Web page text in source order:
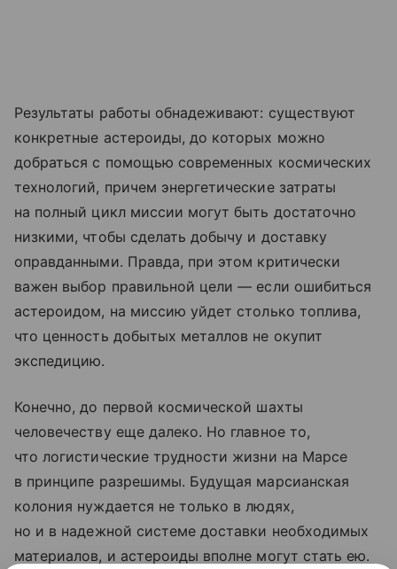
Результаты работы обнадеживают: существуют
конкретные астероиды, до которых можно
добраться с помощью современных космических
технологий, причем энергетические затраты
на полный цикл миссии могут быть достаточно
низкими, чтобы сделать добычу и доставку
оправданными. Правда, при этом критически
важен выбор правильной цели — если ошибиться
астероидом, на миссию уйдет столько топлива,
что ценность добытых металлов не окупит
экспедицию.
Конечно, до первой космической шахты
человечеству еще далеко. Но главное то,
что логистические трудности жизни на Марсе
в принципе разрешимы. Будущая марсианская
колония нуждается не только в людях,
но и в надежной системе доставки необходимых
материалов, и астероиды вполне могут стать ею.